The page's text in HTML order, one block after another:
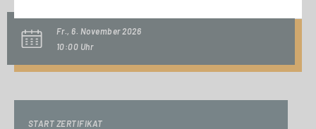
Fr., 6. November 2026
10:00 Uhr
START ZERTIFIKAT